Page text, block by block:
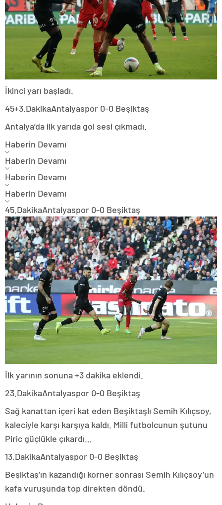
İkinci yarı başladı.
45+3.DakikaAntalyaspor 0-0 Beşiktaş
Antalya’da ilk yarıda gol sesi çıkmadı.
Haberin Devamı
Haberin Devamı
Haberin Devamı
Haberin Devamı
45.DakikaAntalyaspor 0-0 Beşiktaş
İlk yarının sonuna +3 dakika eklendi.
23.DakikaAntalyaspor 0-0 Beşiktaş
Sağ kanattan içeri kat eden Beşiktaşlı Semih Kılıçsoy,
kaleciyle karşı karşıya kaldı. Milli futbolcunun şutunu
Piric güçlükle çıkardı…
13.DakikaAntalyaspor 0-0 Beşiktaş
Beşiktaş’ın kazandığı korner sonrası Semih Kılıçsoy’un
kafa vuruşunda top direkten döndü.